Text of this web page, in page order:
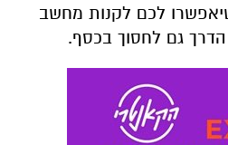
לכם לקנות מחשב
הדרך גם לחסוך בכסף.